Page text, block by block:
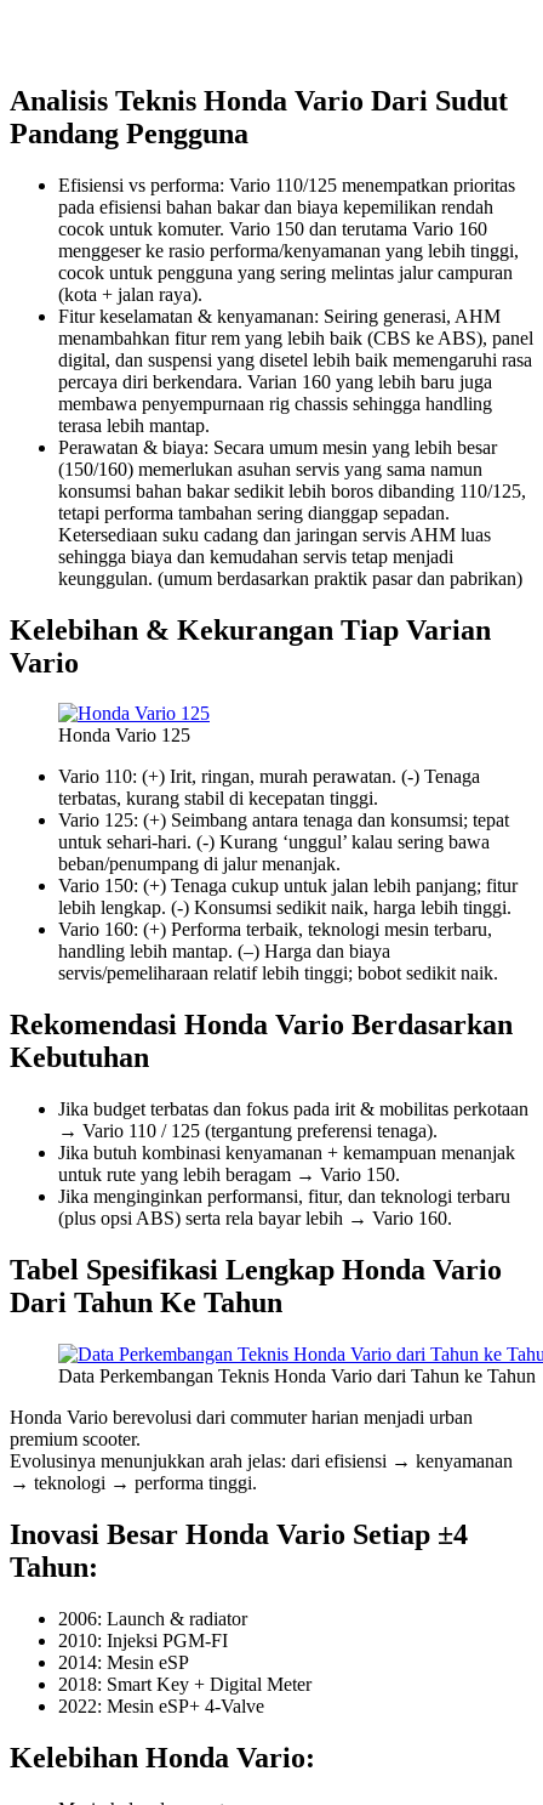
Analisis Teknis Honda Vario Dari Sudut
Pandang Pengguna
Efisiensi vs performa: Vario 110/125 menempatkan prioritas
pada efisiensi bahan bakar dan biaya kepemilikan rendah
cocok untuk komuter. Vario 150 dan terutama Vario 160
menggeser ke rasio performa/kenyamanan yang lebih tinggi,
cocok untuk pengguna yang sering melintas jalur campuran
(kota + jalan raya).
Fitur keselamatan & kenyamanan: Seiring generasi, AHM
menambahkan fitur rem yang lebih baik (CBS ke ABS), panel
digital, dan suspensi yang disetel lebih baik memengaruhi rasa
percaya diri berkendara. Varian 160 yang lebih baru juga
membawa penyempurnaan rig chassis sehingga handling
terasa lebih mantap.
Perawatan & biaya: Secara umum mesin yang lebih besar
(150/160) memerlukan asuhan servis yang sama namun
konsumsi bahan bakar sedikit lebih boros dibanding 110/125,
tetapi performa tambahan sering dianggap sepadan.
Ketersediaan suku cadang dan jaringan servis AHM luas
sehingga biaya dan kemudahan servis tetap menjadi
keunggulan. (umum berdasarkan praktik pasar dan pabrikan)
Kelebihan & Kekurangan Tiap Varian
Vario
Honda Vario 125
Vario 110: (+) Irit, ringan, murah perawatan. (-) Tenaga
terbatas, kurang stabil di kecepatan tinggi.
Vario 125: (+) Seimbang antara tenaga dan konsumsi; tepat
untuk sehari-hari. (-) Kurang ‘unggul’ kalau sering bawa
beban/penumpang di jalur menanjak.
Vario 150: (+) Tenaga cukup untuk jalan lebih panjang; fitur
lebih lengkap. (-) Konsumsi sedikit naik, harga lebih tinggi.
Vario 160: (+) Performa terbaik, teknologi mesin terbaru,
handling lebih mantap. (–) Harga dan biaya
servis/pemeliharaan relatif lebih tinggi; bobot sedikit naik.
Rekomendasi Honda Vario Berdasarkan
Kebutuhan
Jika budget terbatas dan fokus pada irit & mobilitas perkotaan
→ Vario 110 / 125 (tergantung preferensi tenaga).
Jika butuh kombinasi kenyamanan + kemampuan menanjak
untuk rute yang lebih beragam → Vario 150.
Jika menginginkan performansi, fitur, dan teknologi terbaru
(plus opsi ABS) serta rela bayar lebih → Vario 160.
Tabel Spesifikasi Lengkap Honda Vario
Dari Tahun Ke Tahun
Data Perkembangan Teknis Honda Vario dari Tahun ke Tahun
Honda Vario berevolusi dari commuter harian menjadi urban
premium scooter.
Evolusinya menunjukkan arah jelas: dari efisiensi → kenyamanan
→ teknologi → performa tinggi.
Inovasi Besar Honda Vario Setiap ±4
Tahun:
2006: Launch & radiator
2010: Injeksi PGM-FI
2014: Mesin eSP
2018: Smart Key + Digital Meter
2022: Mesin eSP+ 4-Valve
Kelebihan Honda Vario: